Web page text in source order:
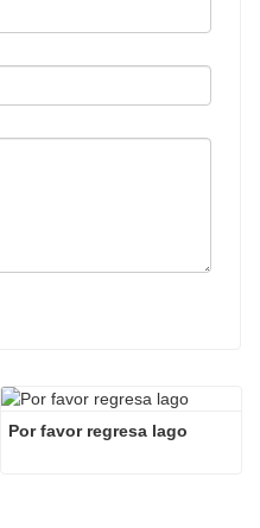
Por favor regresa lago